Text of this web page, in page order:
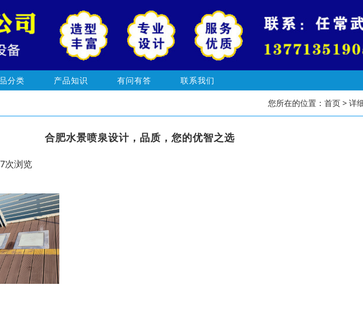
分类 产品知识 有问有答 联系我们
您所在的位置： 首页> 详
合肥水景喷泉设计，品质，您的优智之选
次浏览